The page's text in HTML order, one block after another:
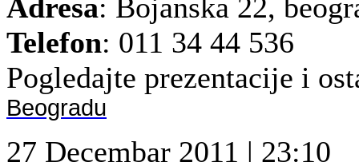
Adresa: Bojanska 22,
Telefon: 011 34 44 536
Pogledajte prezentacije i
Beogradu
27 Decembar 2011 | 23:10